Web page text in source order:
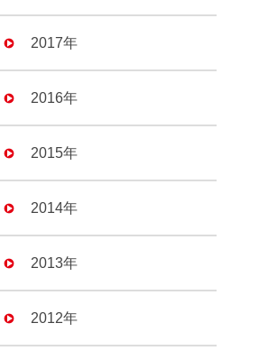
2017年
2016年
2015年
2014年
2013年
2012年